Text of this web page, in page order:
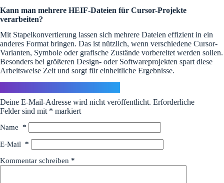
Kann man mehrere HEIF-Dateien für Cursor-Projekte
verarbeiten?
Mit Stapelkonvertierung lassen sich mehrere Dateien effizient in ein
anderes Format bringen. Das ist nützlich, wenn verschiedene Cursor-
Varianten, Symbole oder grafische Zustände vorbereitet werden sollen.
Besonders bei größeren Design- oder Softwareprojekten spart diese
Arbeitsweise Zeit und sorgt für einheitliche Ergebnisse.
Deine E-Mail-Adresse wird nicht veröffentlicht. Erforderliche
Felder sind mit * markiert
Name *
E-Mail *
Kommentar schreiben *